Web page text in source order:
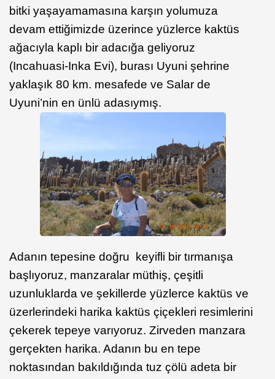
bitki yaşayamamasına karşın yolumuza
devam ettiğimizde üzerince yüzlerce kaktüs
ağacıyla kaplı bir adacığa geliyoruz
(Incahuasi-Inka Evi), burası Uyuni şehrine
yaklaşık 80 km. mesafede ve Salar de
Uyuni’nin en ünlü adasıymış.
Adanın tepesine doğru keyifli bir tırmanışa
başlıyoruz, manzaralar müthiş, çeşitli
uzunluklarda ve şekillerde yüzlerce kaktüs ve
üzerlerindeki harika kaktüs çiçekleri resimlerini
çekerek tepeye varıyoruz. Zirveden manzara
gerçekten harika. Adanın bu en tepe
noktasından bakıldığında tuz çölü adeta bir